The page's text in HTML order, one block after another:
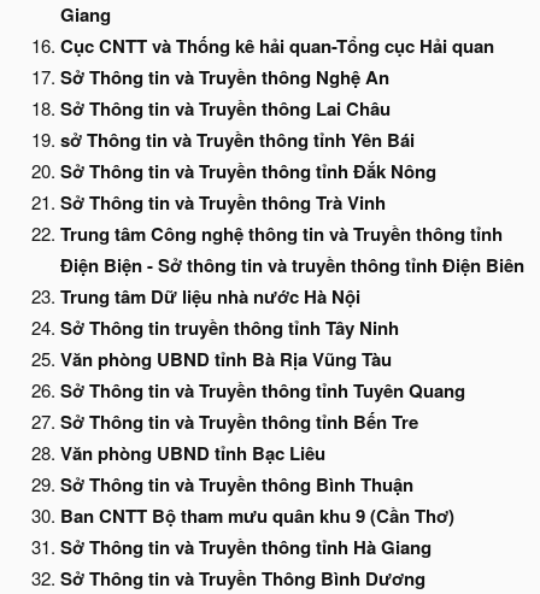
Giang
Cục CNTT và Thống kê hải quan-Tổng cục Hải quan
Sở Thông tin và Truyền thông Nghệ An
Sở Thông tin và Truyền thông Lai Châu
sở Thông tin và Truyền thông tỉnh Yên Bái
Sở Thông tin và Truyền thông tỉnh Đắk Nông
Sở Thông tin và Truyền thông Trà Vinh
Trung tâm Công nghệ thông tin và Truyền thông tỉnh
Điện Biện - Sở thông tin và truyền thông tỉnh Điện Biên
Trung tâm Dữ liệu nhà nước Hà Nội
Sở Thông tin truyền thông tỉnh Tây Ninh
Văn phòng UBND tỉnh Bà Rịa Vũng Tàu
Sở Thông tin và Truyền thông tỉnh Tuyên Quang
Sở Thông tin và Truyền thông tỉnh Bến Tre
Văn phòng UBND tỉnh Bạc Liêu
Sở Thông tin và Truyền thông Bình Thuận
Ban CNTT Bộ tham mưu quân khu 9 (Cần Thơ)
Sở Thông tin và Truyền thông tỉnh Hà Giang
Sở Thông tin và Truyền Thông Bình Dương